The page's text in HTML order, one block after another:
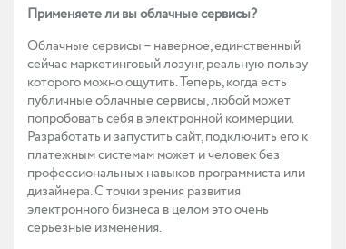
Применяете ли вы облачные сервисы?
Облачные сервисы – наверное, единственный
сейчас маркетинговый лозунг, реальную пользу
которого можно ощутить. Теперь, когда есть
публичные облачные сервисы, любой может
попробовать себя в электронной коммерции.
Разработать и запустить сайт, подключить его к
платежным системам может и человек без
профессиональных навыков программиста или
дизайнера. С точки зрения развития
электронного бизнеса в целом это очень
серьезные изменения.